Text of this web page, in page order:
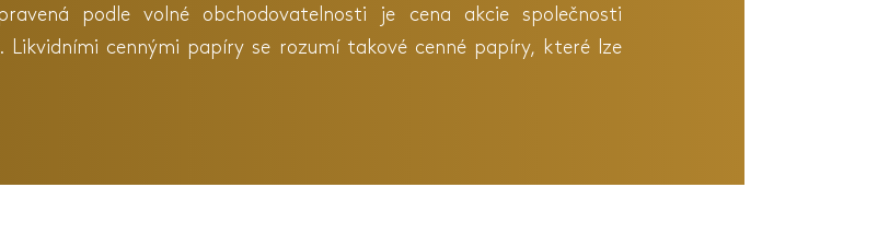
podle volné obchodovatelnosti je cena akcie společnosti
cennými papíry se rozumí takové cenné papíry, které lze